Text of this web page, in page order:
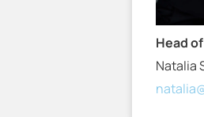
Head
Natalia